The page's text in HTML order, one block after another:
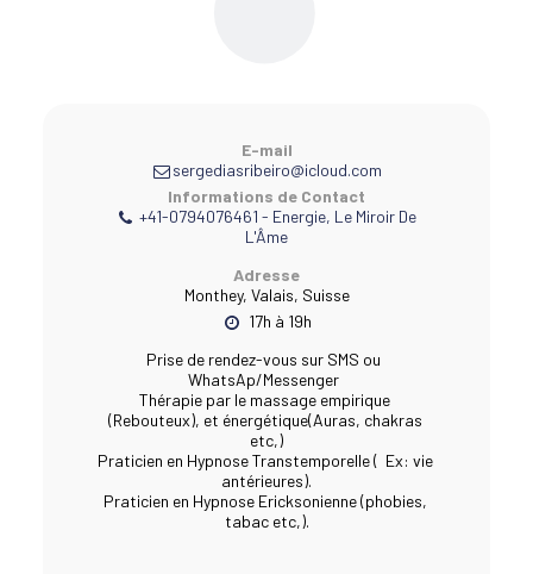
E-mail
sergediasribeiro@icloud.com
Informations de Contact
+41-0794076461 - Energie, Le Miroir De
L'Âme
Adresse
Monthey, Valais, Suisse
17h à 19h
Prise de rendez-vous sur SMS ou
WhatsAp/Messenger
Thérapie par le massage empirique
(Rebouteux), et énergétique(Auras, chakras
etc,)
Praticien en Hypnose Transtemporelle (  Ex: vie
antérieures).
Praticien en Hypnose Ericksonienne (phobies,
tabac etc,).